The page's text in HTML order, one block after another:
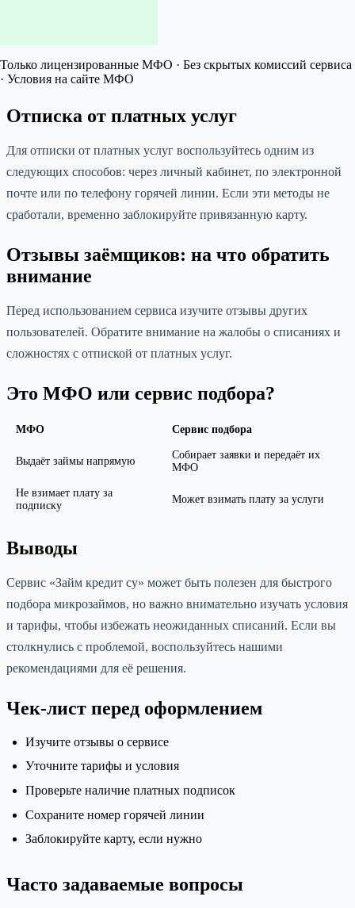
Только лицензированные МФО · Без скрытых комиссий сервиса
· Условия на сайте МФО
Отписка от платных услуг
Для отписки от платных услуг воспользуйтесь одним из
следующих способов: через личный кабинет, по электронной
почте или по телефону горячей линии. Если эти методы не
сработали, временно заблокируйте привязанную карту.
Отзывы заёмщиков: на что обратить
внимание
Перед использованием сервиса изучите отзывы других
пользователей. Обратите внимание на жалобы о списаниях и
сложностях с отпиской от платных услуг.
Это МФО или сервис подбора?
МФО Сервис подбора
Выдаёт займы напрямую
Собирает заявки и передаёт их
МФО
Не взимает плату за
подписку
Может взимать плату за услуги
Выводы
Сервис «Займ кредит су» может быть полезен для быстрого
подбора микрозаймов, но важно внимательно изучать условия
и тарифы, чтобы избежать неожиданных списаний. Если вы
столкнулись с проблемой, воспользуйтесь нашими
рекомендациями для её решения.
Чек-лист перед оформлением
Изучите отзывы о сервисе
Уточните тарифы и условия
Проверьте наличие платных подписок
Сохраните номер горячей линии
Заблокируйте карту, если нужно
Часто задаваемые вопросы